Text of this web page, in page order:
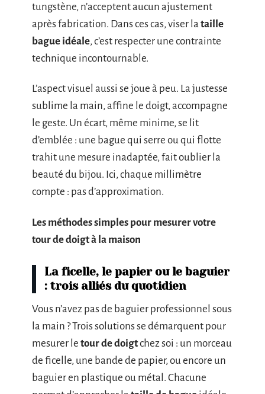
tungstène, n’acceptent aucun ajustement
après fabrication. Dans ces cas, viser la taille
bague idéale, c’est respecter une contrainte
technique incontournable.
L’aspect visuel aussi se joue à peu. La justesse
sublime la main, affine le doigt, accompagne
le geste. Un écart, même minime, se lit
d’emblée : une bague qui serre ou qui flotte
trahit une mesure inadaptée, fait oublier la
beauté du bijou. Ici, chaque millimètre
compte : pas d’approximation.
Les méthodes simples pour mesurer votre
tour de doigt à la maison
La ficelle, le papier ou le baguier
: trois alliés du quotidien
Vous n’avez pas de baguier professionnel sous
la main ? Trois solutions se démarquent pour
mesurer le tour de doigtchez soi : un morceau
de ficelle, une bande de papier, ou encore un
baguier en plastique ou métal. Chacune